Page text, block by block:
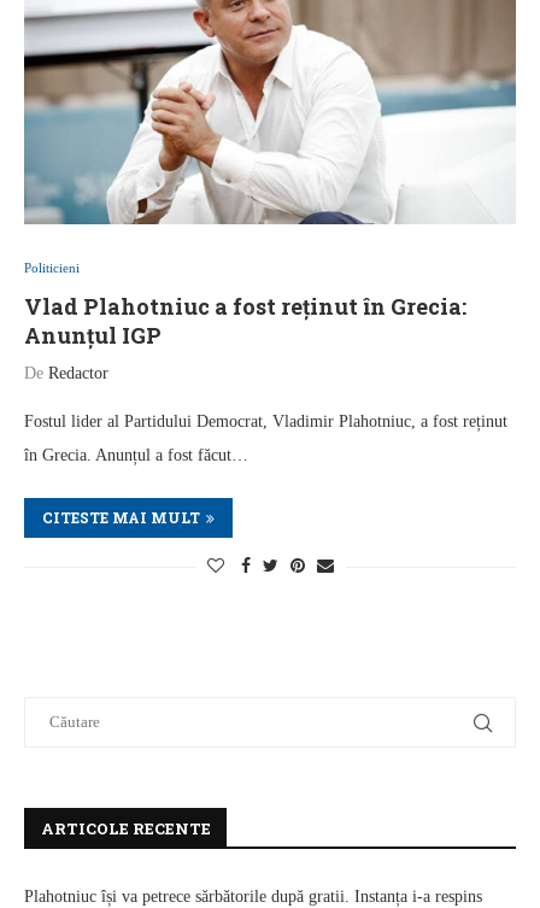
Politicieni
Vlad Plahotniuc a fost reținut în Grecia:
Anunțul IGP
De Redactor
Fostul lider al Partidului Democrat, Vladimir Plahotniuc, a fost reținut
în Grecia. Anunțul a fost făcut…
CITESTE MAI MULT
ARTICOLE RECENTE
Plahotniuc își va petrece sărbătorile după gratii. Instanța i-a respins